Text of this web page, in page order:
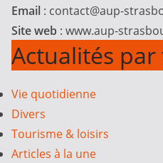
Email : contact@aup-
Site web : www.aup-
Actualités par
Vie quotidienne
Divers
Tourisme & loisirs
Articles à la une